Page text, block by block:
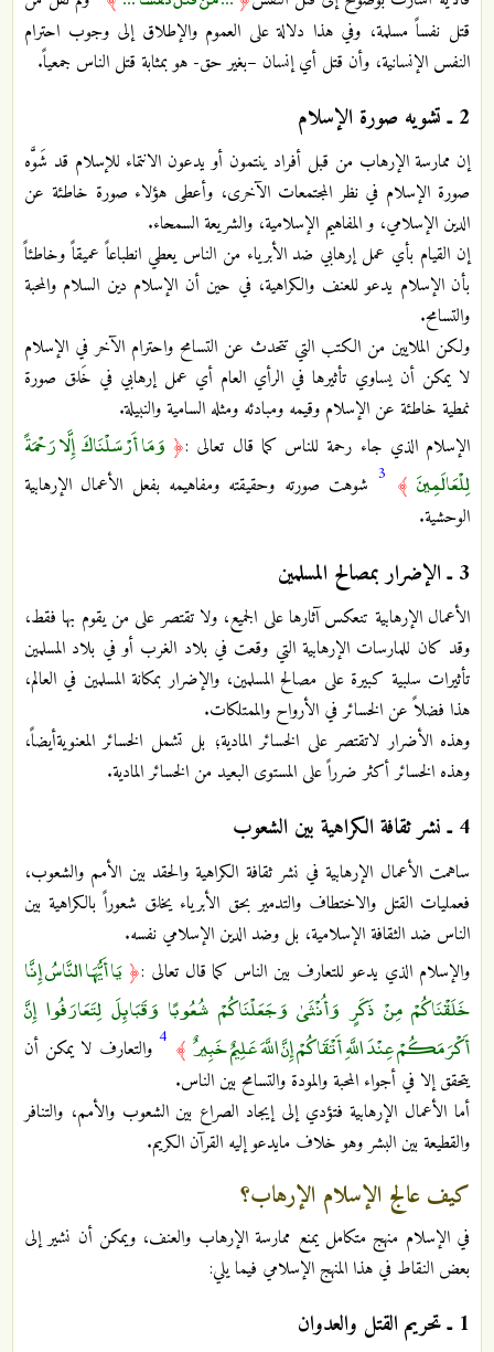
قتل نفساً مسلمة، وفي هذا دلالة على العموم والإطلاق إلى وجوب احترام
النفس الإنسانية، وأن قتل أي إنسان –بغير حق- هو بمثابة قتل الناس جمعياً.
2 ـ تشويه صورة الإسلام
إن ممارسة الإرهاب من قبل أفراد ينتمون أو يدعون الانتماء للإسلام قد شَوَّه
صورة الإسلام في نظر المجتمعات الآخرى، وأعطى هؤلاء صورة خاطئة عن
الدين الإسلامي، و المفاهيم الإسلامية، والشريعة السمحاء.
إن القيام بأي عمل إرهابي ضد الأبرياء من الناس يعطي انطباعاً عميقاً وخاطئاً
بأن الإسلام يدعو للعنف والكراهية، في حين أن الإسلام دين السلام والمحبة
والتسامح.
ولكن الملايين من الكتب التي تتحدث عن التسامح واحترام الآخر في الإسلام
لا يمكن أن يساوي تأثيرها في الرأي العام أي عمل إرهابي في خَلق صورة
نمطية خاطئة عن الإسلام وقيمه ومبادئه ومثله السامية والنبيلة.
الإسلام الذي جاء رحمة للناس كما قال تعالى :﴿ وَمَا أَرْسَلْنَاكَ إِلَّا رَحْمَةً
لِلْعَالَمِينَ﴾ 3 شوهت صورته وحقيقته ومفاهيمه بفعل الأعمال الإرهابية
الوحشية.
3 ـ الإضرار بمصالح المسلمين
الأعمال الإرهابية تنعكس آثارها على الجميع، ولا تقتصر على من يقوم بها فقط،
وقد كان للمارسات الإرهابية التي وقعت في بلاد الغرب أو في بلاد المسلمين
تأثيرات سلبية كبيرة على مصالح المسلمين، والإضرار بمكانة المسلمين في العالم،
هذا فضلاً عن الخسائر في الأرواح والممتلكات.
وهذه الأضرار لاتقتصر على الخسائر المادية؛ بل تشمل الخسائر المعنويةأيضاً،
وهذه الخسائر أكثر ضرراً على المستوى البعيد من الخسائر المادية.
4 ـ نشر ثقافة الكراهية بين الشعوب
ساهمت الأعمال الإرهابية في نشر ثقافة الكراهية والحقد بين الأمم والشعوب،
فعمليات القتل والاختطاف والتدمير بحق الأبرياء يخلق شعوراً بالكراهية بين
الناس ضد الثقافة الإسلامية، بل وضد الدين الإسلامي نفسه.
والإسلام الذي يدعو للتعارف بين الناس كما قال تعالى :﴿يَا أَيُّهَا النَّاسُ إِنَّا
خَلَقْنَاكُمْ مِنْ ذَكَرٍ وَأُنْثَىٰ وَجَعَلْنَاكُمْ شُعُوبًا وَقَبَائِلَ لِتَعَارَفُوا إِنَّ
أَكْرَمَكُمْ عِنْدَ اللَّهِ أَتْقَاكُمْ إِنَّ اللَّهَ عَلِيمٌ خَبِيرٌ﴾ 4 والتعارف لا يمكن أن
يتحقق إلا في أجواء المحبة والمودة والتسامح بين الناس.
أما الأعمال الإرهابية فتؤدي إلى إيجاد الصراع بين الشعوب والأمم، والتنافر
والقطيعة بين البشر وهو خلاف مايدعو إليه القرآن الكريم.
كيف عالج الإسلام الإرهاب؟
في الإسلام منهج متكامل يمنع ممارسة الإرهاب والعنف، ويمكن أن نشير إلى
بعض النقاط في هذا المنهج الإسلامي فيما يلي:
1 ـ تحريم القتل والعدوان